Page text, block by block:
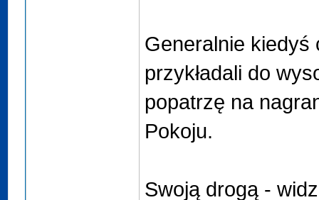
Generalnie kiedyś
przykładali do
popatrzę na
Pokoju.
Swoją drogą -